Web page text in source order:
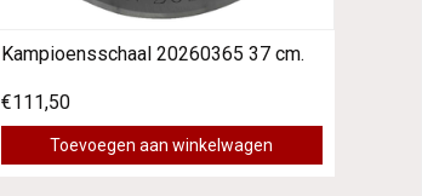
Kampioensschaal 20260365 37 cm.
€111,50
Toevoegen aan winkelwagen